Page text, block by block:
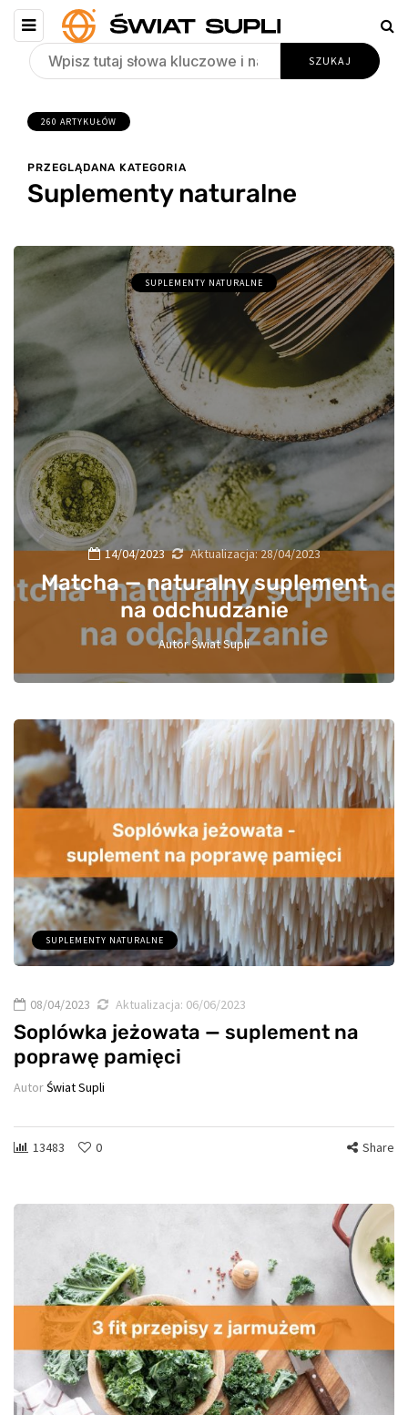
260 ARTYKUŁÓW
PRZEGLĄDANA KATEGORIA
Suplementy naturalne
SUPLEMENTY NATURALNE
14/04/2023 Aktualizacja:28/04/2023
Matcha — naturalny suplement
na odchudzanie
AutorŚwiat Supli
SUPLEMENTY NATURALNE
08/04/2023 Aktualizacja: 06/06/2023
Soplówka jeżowata — suplement na
poprawę pamięci
AutorŚwiat Supli
13483 0 Share